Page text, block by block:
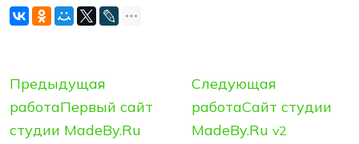
Предыдущая
работаПервый сайт
студии MadeBy.Ru
Следующая
работаСайт студии
MadeBy.Ruv2